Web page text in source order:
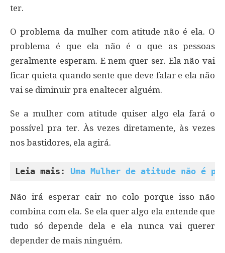
ter.
O problema da mulher com atitude não é ela. O
problema é que ela não é o que as pessoas
geralmente esperam. E nem quer ser. Ela não vai
ficar quieta quando sente que deve falar e ela não
vai se diminuir pra enaltecer alguém.
Se a mulher com atitude quiser algo ela fará o
possível pra ter. Às vezes diretamente, às vezes
nos bastidores, ela agirá.
Leia mais: Uma Mulher de atitude não é
Não irá esperar cair no colo porque isso não
combina com ela. Se ela quer algo ela entende que
tudo só depende dela e ela nunca vai querer
depender de mais ninguém.